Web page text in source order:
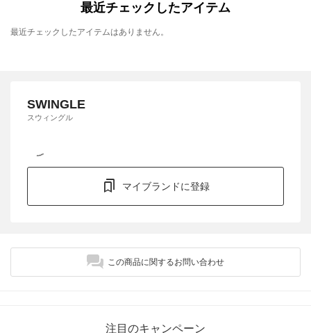
最近チェックしたアイテム
最近チェックしたアイテムはありません。
SWINGLE
スウィングル
マイブランドに登録
この商品に関するお問い合わせ
注目のキャンペーン